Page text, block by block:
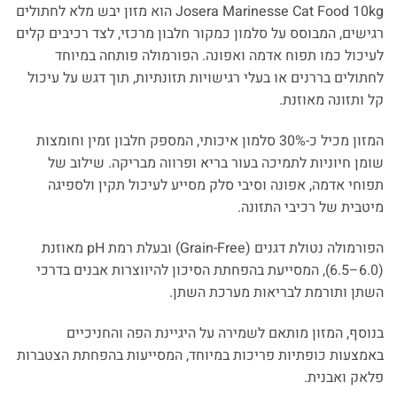
Josera Marinesse Cat Food 10kg הוא מזון יבש מלא לחתולים
רגישים, המבוסס על סלמון כמקור חלבון מרכזי, לצד רכיבים קלים
לעיכול כמו תפוח אדמה ואפונה. הפורמולה פותחה במיוחד
לחתולים בררנים או בעלי רגישויות תזונתיות, תוך דגש על עיכול
קל ותזונה מאוזנת.
המזון מכיל כ-30% סלמון איכותי, המספק חלבון זמין וחומצות
שומן חיוניות לתמיכה בעור בריא ופרווה מבריקה. שילוב של
תפוחי אדמה, אפונה וסיבי סלק מסייע לעיכול תקין ולספיגה
מיטבית של רכיבי התזונה.
הפורמולה נטולת דגנים (Grain-Free) ובעלת רמת pH מאוזנת
(6.0–6.5), המסייעת בהפחתת הסיכון להיווצרות אבנים בדרכי
השתן ותורמת לבריאות מערכת השתן.
בנוסף, המזון מותאם לשמירה על היגיינת הפה והחניכיים
באמצעות כופתיות פריכות במיוחד, המסייעות בהפחתת הצטברות
פלאק ואבנית.